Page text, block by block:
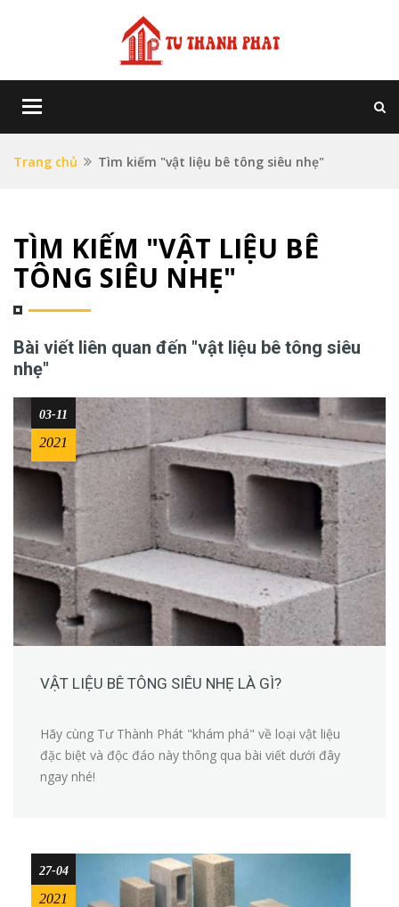
Toggle
Trang chủ Tìm kiếm "vật liệu bê tông siêu nhẹ"
TÌM KIẾM "VẬT LIỆU BÊ
TÔNG SIÊU NHẸ"
Bài viết liên quan đến "vật liệu bê tông siêu
nhẹ"
VẬT LIỆU BÊ TÔNG SIÊU NHẸ LÀ GÌ?
03-11
2021
Hãy cùng Tư Thành Phát "khám phá" về loại vật liệu
đặc biệt và độc đáo này thông qua bài viết dưới đây
ngay nhé!
27-04
2021